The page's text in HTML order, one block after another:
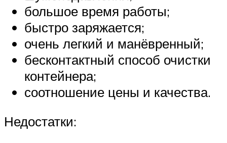
большое время работы;
быстро заряжается;
очень легкий и манёвренный;
бесконтактный способ очистки
контейнера;
соотношение цены и качества.
Недостатки: